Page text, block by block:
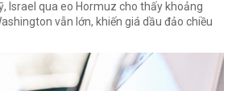
Israel qua eo Hormuz cho thấy khoảng
vẫn lớn, khiến giá dầu đảo chiều